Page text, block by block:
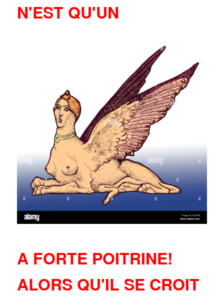
N'EST QU'UN
A FORTE POITRINE!
ALORS QU'IL SE CROIT